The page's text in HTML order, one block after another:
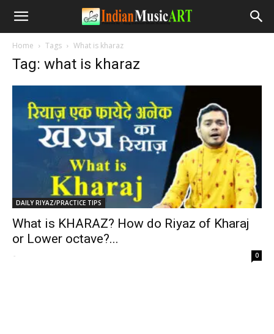
Home Tags What is kharaz
Tag: what is kharaz
DAILY RIYAZ/PRACTICE TIPS
What is KHARAZ? How do Riyaz of Kharaj
or Lower octave?...
- 0